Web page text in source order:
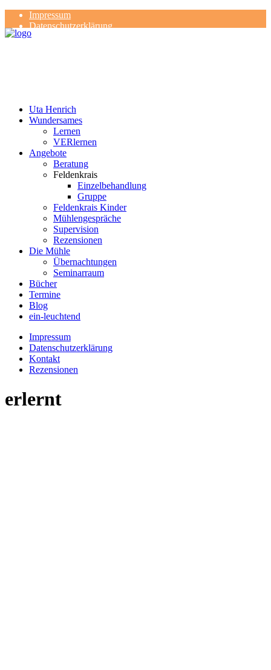
Impressum
Datenschutzerklärung
Kontakt
Uta Henrich
Wundersames
Lernen
VERlernen
Angebote
Beratung
Feldenkrais
Einzelbehandlung
Gruppe
Feldenkrais Kinder
Mühlengespräche
Supervision
Rezensionen
Die Mühle
Übernachtungen
Seminarraum
Bücher
Termine
Blog
ein-leuchtend
Impressum
Datenschutzerklärung
Kontakt
Rezensionen
erlernt